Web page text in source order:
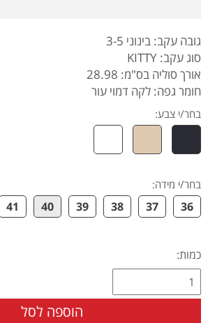
גובה עקב: בינוני 3-5
סוג עקב: KITTY
אורך סוליה בס"מ: 28.98
חומר גפה: לקה דמוי עור
בחר/י צבע:
בחר/י מידה:
36
37
38
39
40
41
כמות:
הוספה לסל